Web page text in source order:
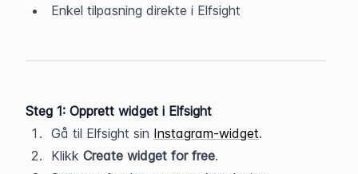
Enkel tilpasning direkte i Elfsight
Steg 1: Opprett widget i Elfsight
Gå til Elfsight sin Instagram-widget.
Klikk Create widget for free.